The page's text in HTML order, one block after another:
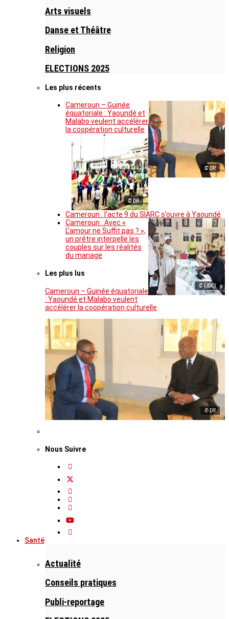
Arts visuels
Danse et Théâtre
Religion
ELECTIONS 2025
Les plus récents
© DR
Cameroun – Guinée
équatoriale : Yaoundé et
Malabo veulent accélérer
la coopération culturelle
© DR
Cameroun : l’acte 9 du SIARC s’ouvre à Yaoundé
© (JDC)
Cameroun : Avec «
L’amour ne Suffit pas ? »,
un prêtre interpelle les
couples sur les réalités
du mariage
Les plus lus
Cameroun – Guinée équatoriale
: Yaoundé et Malabo veulent
accélérer la coopération culturelle
© DR
Nous Suivre
Santé
Actualité
Conseils pratiques
Publi-reportage